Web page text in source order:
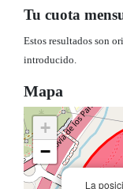
Tu cuota
Estos resultados son
introducido.
Mapa
La
+
−